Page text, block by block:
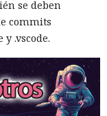
se deben
commits
.vscode.